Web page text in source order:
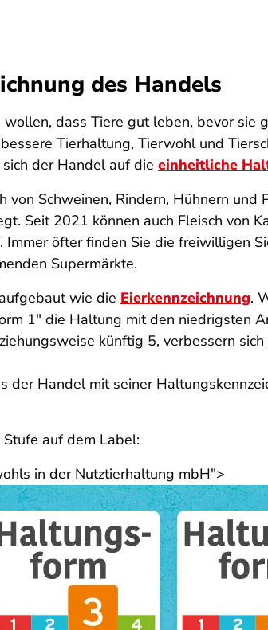
des Handels
dass Tiere gut leben, bevor
Tierhaltung, Tierwohl und
der Handel auf die einheitliche
Schweinen, Rindern, Hühnern und
Seit 2021 können auch Fleisch von
öfter finden Sie die freiwilligen
Supermärkte.
wie die Eierkennzeichnung.
1" die Haltung mit den niedrigsten
künftig 5, verbessern
Handel mit seiner
auf dem Label:
in der Nutztierhaltung mbH">